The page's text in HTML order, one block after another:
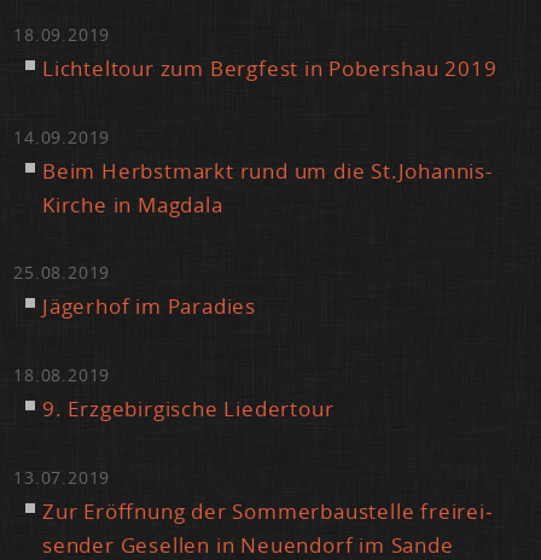
18.09.2019
Lich­tel­tour zum Berg­fest in Pobers­hau 2019
14.09.2019
Beim Herbst­markt rund um die St.​Johannis-
Kir­che in Mag­da­la
25.08.2019
Jä­ger­hof im Pa­ra­dies
18.08.2019
9. Erz­ge­bir­gi­sche Lie­der­tour
13.07.2019
Zur Er­öff­nung der Som­mer­bau­stel­le frei­rei­
sen­der Ge­sel­len in Neu­en­dorf im San­de